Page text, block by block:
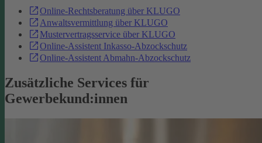
Online-Rechtsberatung über KLUGO
Anwaltsvermittlung über KLUGO
Mustervertragsservice über KLUGO
Online-Assistent Inkasso-Abzockschutz
Online-Assistent Abmahn-Abzockschutz
Zusätzliche Services für
Gewerbekund:innen